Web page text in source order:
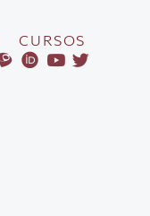
CURSOS